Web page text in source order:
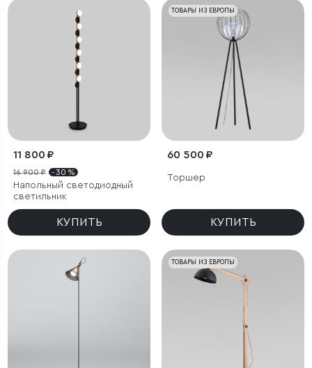
11 800 ₽
16 900 ₽ - 30 %
Напольный светодиодный
светильник
КУПИТЬ
ТОВАРЫ ИЗ ЕВРОПЫ
60 500 ₽
Торшер
КУПИТЬ
ТОВАРЫ ИЗ ЕВРОПЫ